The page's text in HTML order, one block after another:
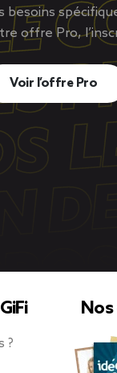
besoins
offre Pro,
Voir l’offre Pro
?